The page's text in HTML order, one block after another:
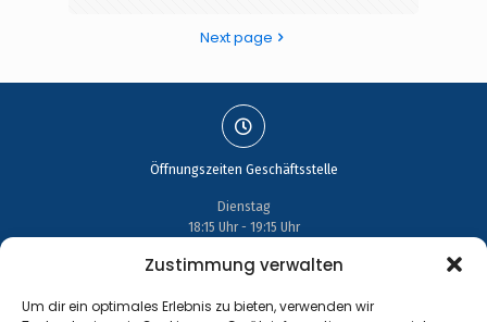
Zustimmung verwalten
Um dir ein optimales Erlebnis zu bieten, verwenden wir
Next page
Öffnungszeiten Geschäftsstelle
Dienstag
18:15 Uhr - 19:15 Uhr